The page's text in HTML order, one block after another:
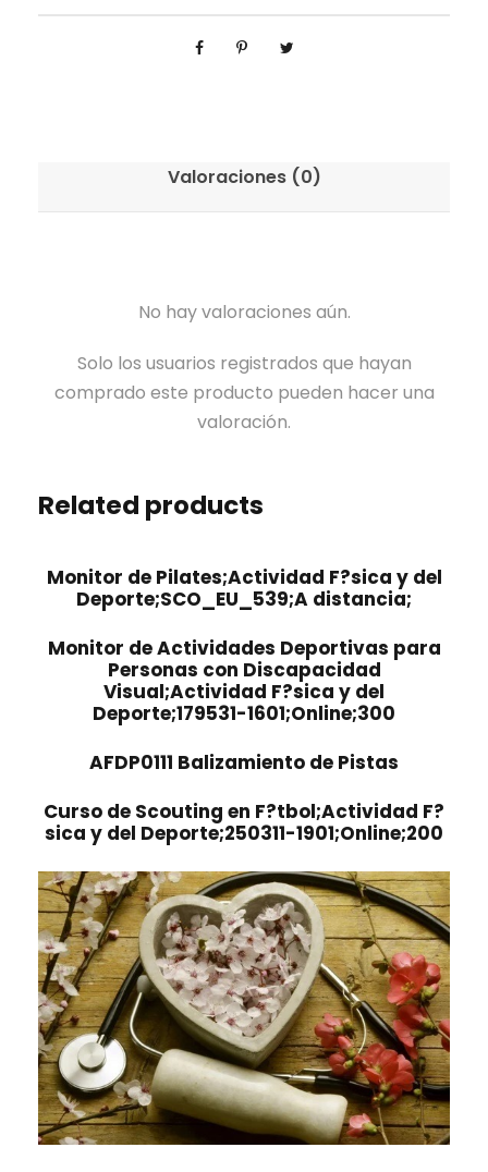
Valoraciones (0)
No hay valoraciones aún.
Solo los usuarios registrados que hayan
comprado este producto pueden hacer una
valoración.
Related products
Monitor de Pilates;Actividad F?sica y del
Deporte;SCO_EU_539;A distancia;
Monitor de Actividades Deportivas para
Personas con Discapacidad
Visual;Actividad F?sica y del
Deporte;179531-1601;Online;300
AFDP0111 Balizamiento de Pistas
Curso de Scouting en F?tbol;Actividad F?
sica y del Deporte;250311-1901;Online;200